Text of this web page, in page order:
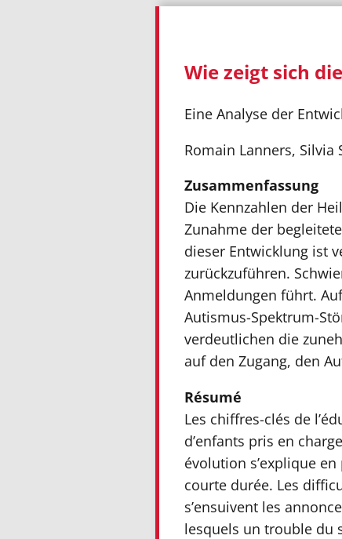
Wie zeigt sich
Eine Analyse der
Romain Lanners, Silvia
Zusammenfassung
Die Kennzahlen der
Zunahme der
dieser Entwicklung ist
zurückzuführen.
Anmeldungen führt.
Autismus-Spektrum-
verdeutlichen die
auf den Zugang, den
Résumé
Les chiffres-clés de
d’enfants pris en
évolution s’explique
courte durée. Les
s’ensuivent les
lesquels un trouble du